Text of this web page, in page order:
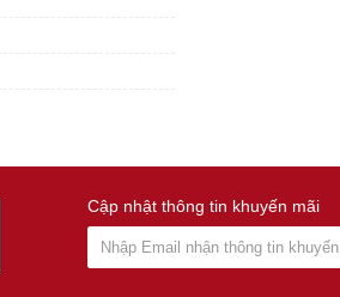
Cập nhật thông tin khuyến mãi